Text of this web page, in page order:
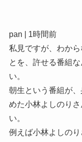
pan | 1時間前
私見ですが、わか
とを、許せる番組
い。
朝生という番組が
めた小林よしのり
い。
例えば小林よしの